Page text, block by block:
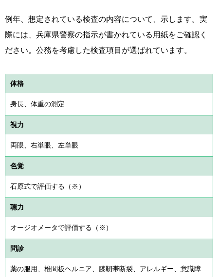
例年、想定されている検査の内容について、示します。実
際には、兵庫県警察の指示が書かれている用紙をご確認く
ださい。公務を考慮した検査項目が選ばれています。
体格
身長、体重の測定
視力
両眼、右単眼、左単眼
色覚
石原式で評価する（※）
聴力
オージオメータで評価する（※）
問診
薬の服用、椎間板ヘルニア、膝靭帯断裂、アレルギー、意識障